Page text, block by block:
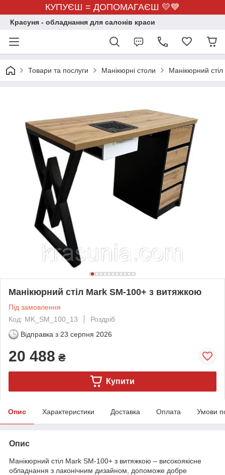
КУПУЄШ = ДОПОМАГАЄШ 💛💙
Красуня - обладнання для салонів краси
Товари та послуги Манікюрні столи Манікюрний
Манікюрний стіл Mark SM-100+ з витяжкою
Під замовлення
Код: MK_SM_100_13
Роздріб
Відправка з 23 серпня 2026
20 488 ₴
Купити
Опис Характеристики Доставка Оплата Умови
Опис
Манікюрний стіл Mark SM-100+ з витяжкою – високоякісне
обладнання з лаконічним дизайном, допоможе добре